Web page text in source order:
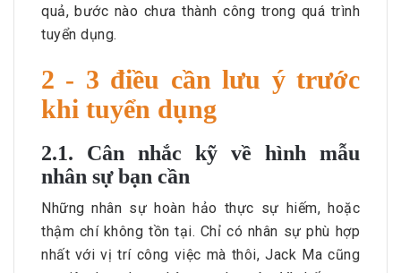
quả, bước nào chưa thành công trong quá trình
tuyển dụng.
2 - 3 điều cần lưu ý trước
khi tuyển dụng
2.1. Cân nhắc kỹ về hình mẫu
nhân sự bạn cần
Những nhân sự hoàn hảo thực sự hiếm, hoặc
thậm chí không tồn tại. Chỉ có nhân sự phù hợp
nhất với vị trí công việc mà thôi, Jack Ma cũng